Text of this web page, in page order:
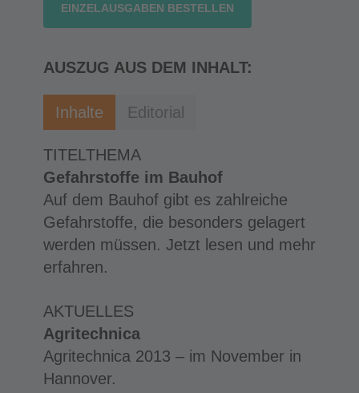
EINZELAUSGABEN BESTELLEN
AUSZUG AUS DEM INHALT:
Inhalte Editorial
TITELTHEMA
Gefahrstoffe im Bauhof
Auf dem Bauhof gibt es zahlreiche
Gefahrstoffe, die besonders gelagert
werden müssen. Jetzt lesen und mehr
erfahren.
AKTUELLES
Agritechnica
Agritechnica 2013 – im November in
Hannover.